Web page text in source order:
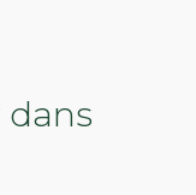
dans